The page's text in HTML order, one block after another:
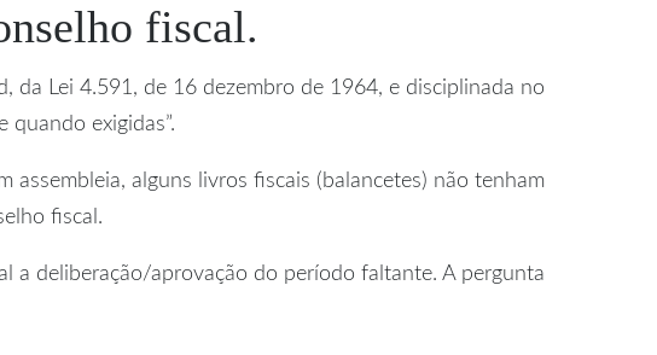
fiscal.
da Lei 4.591, de 16 dezembro de 1964, e disciplinada no
exigidas”.
alguns livros fiscais (balancetes) não tenham
fiscal.
a deliberação/aprovação do período faltante. A pergunta